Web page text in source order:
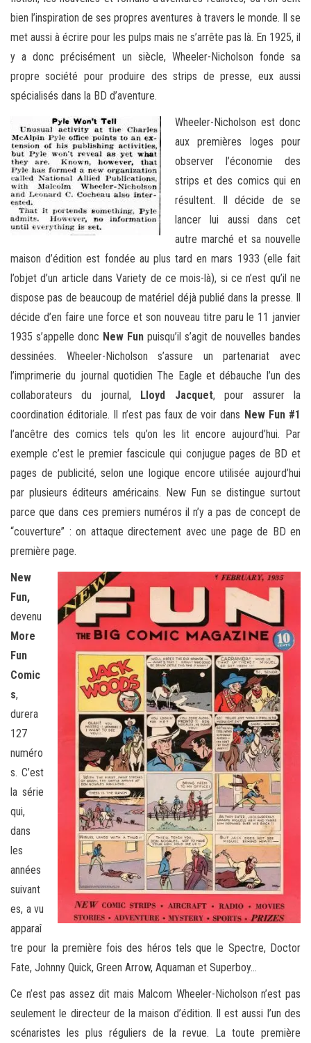
bien l’inspiration de ses propres aventures à travers le monde. Il se
met aussi à écrire pour les pulps mais ne s’arrête pas là. En 1925, il
y a donc précisément un siècle, Wheeler-Nicholson fonde sa
propre société pour produire des strips de presse, eux aussi
spécialisés dans la BD d’aventure.
Wheeler-Nicholson est donc
aux premières loges pour
observer l’économie des
strips et des comics qui en
résultent. Il décide de se
lancer lui aussi dans cet
autre marché et sa nouvelle
maison d’édition est fondée au plus tard en mars 1933 (elle fait
l’objet d’un article dans Variety de ce mois-là), si ce n’est qu’il ne
dispose pas de beaucoup de matériel déjà publié dans la presse. Il
décide d’en faire une force et son nouveau titre paru le 11 janvier
1935 s’appelle donc New Fun puisqu’il s’agit de nouvelles bandes
dessinées. Wheeler-Nicholson s’assure un partenariat avec
l’imprimerie du journal quotidien The Eagle et débauche l’un des
collaborateurs du journal, Lloyd Jacquet, pour assurer la
coordination éditoriale. Il n’est pas faux de voir dans New Fun #1
l’ancêtre des comics tels qu’on les lit encore aujourd’hui. Par
exemple c’est le premier fascicule qui conjugue pages de BD et
pages de publicité, selon une logique encore utilisée aujourd’hui
par plusieurs éditeurs américains. New Fun se distingue surtout
parce que dans ces premiers numéros il n’y a pas de concept de
“couverture” : on attaque directement avec une page de BD en
première page.
New
Fun,
devenu
More
Fun
Comic
s,
durera
127
numéro
s. C’est
la série
qui,
dans
les
années
suivant
es, a vu
apparaî
tre pour la première fois des héros tels que le Spectre, Doctor
Fate, Johnny Quick, Green Arrow, Aquaman et Superboy…
Ce n’est pas assez dit mais Malcom Wheeler-Nicholson n’est pas
seulement le directeur de la maison d’édition. Il est aussi l’un des
scénaristes les plus réguliers de la revue. La toute première